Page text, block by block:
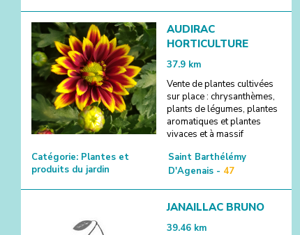
AUDIRAC
HORTICULTURE
37.9 km
Vente de plantes cultivées
sur place : chrysanthèmes,
plants de légumes, plantes
aromatiques et plantes
vivaces et à massif
Catégorie: Plantes et
produits du jardin
Saint Barthélémy
D'Agenais - 47
JANAILLAC BRUNO
39.46 km